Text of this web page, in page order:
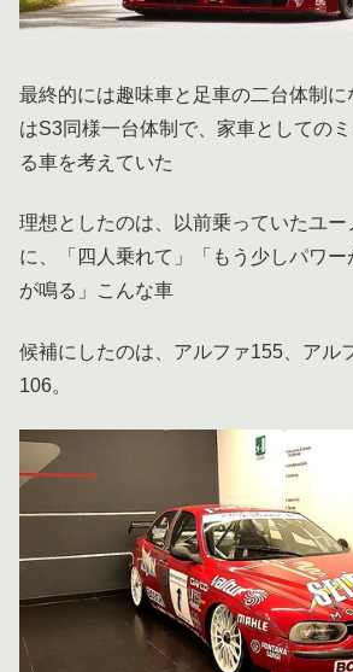
最終的には趣味車と足車の二台体制
はS3同様一台体制で、家車としての
る車を考えていた
理想としたのは、以前乗っていたユー
に、「四人乗れて」「もう少しパワ
が鳴る」こんな車
候補にしたのは、アルファ155、アル
106。